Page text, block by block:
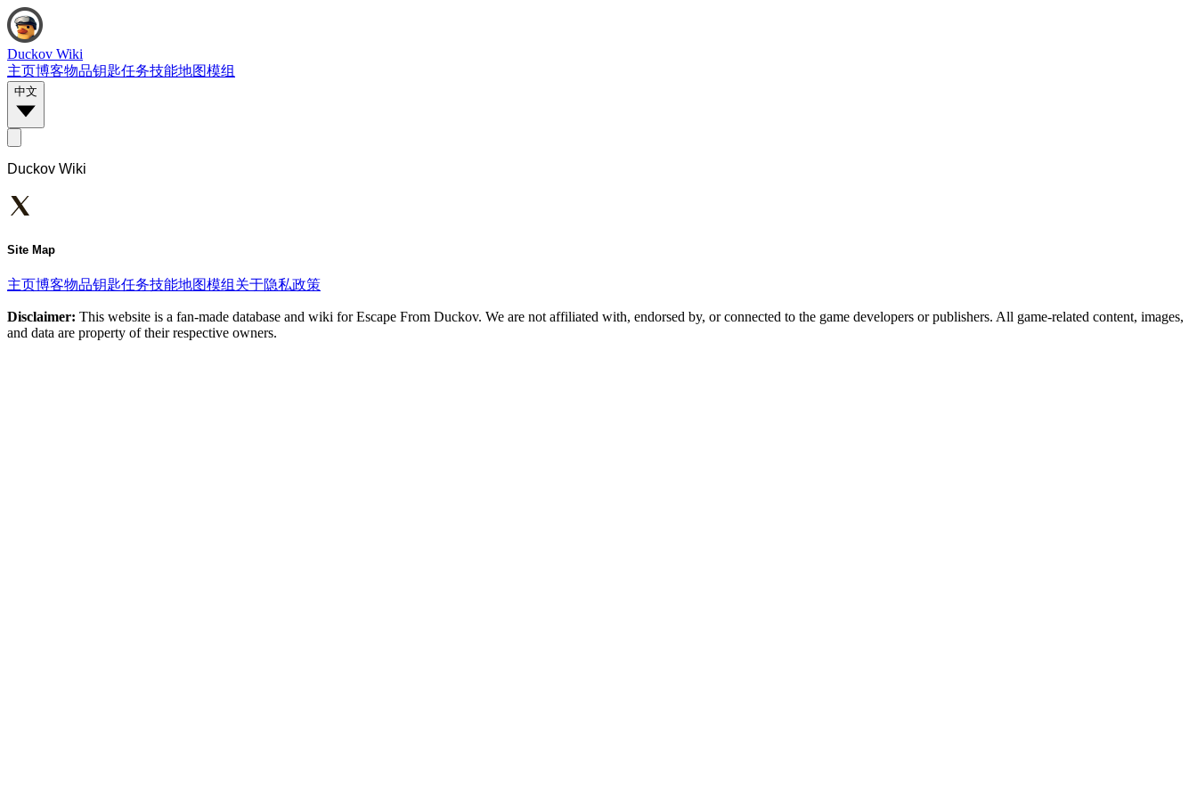
Duckov Wiki
主页博客物品钥匙任务技能地图模组
中文
Duckov Wiki
Site Map
主页博客物品钥匙任务技能地图模组 关于隐私政策
Disclaimer: This website is a fan-made database and wiki for Escape From Duckov. We are not affiliated with, endorsed by, or connected to the game developers or publishers. All game-related content, images,
and data are property of their respective owners.